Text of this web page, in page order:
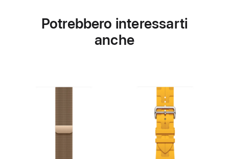
Potrebbero interessarti
anche